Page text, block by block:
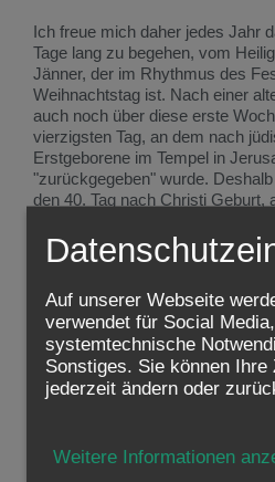
Ich freue mich daher jedes Jahr
Tage lang zu begehen, vom
Jänner, der im Rhythmus des
Weihnachtstag ist. Nach einer
auch noch über diese erste
vierzigsten Tag, an dem nach
Erstgeborene im Tempel in
"zurückgegeben" wurde.
den 40. Tag nach Christi Geburt,
genannt.
"Nachklingenlassen" des
sagt das Evangelium heute: "Sie
geschehen war, in ihrem Herzen
Sie geht nicht gleich hektisch
wie wir das heute mehr und
tief greifend, als dass sie es
Auf unserer Webseite
verwendet für Social
systemtechnische
Sonstiges. Sie können
jederzeit ändern oder
Weitere Informationen